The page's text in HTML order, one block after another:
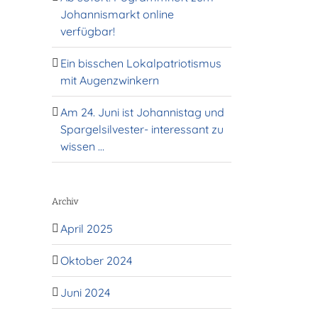
Johannismarkt online
verfügbar!
Ein bisschen Lokalpatriotismus
mit Augenzwinkern
Am 24. Juni ist Johannistag und
Spargelsilvester- interessant zu
wissen …
Archiv
April 2025
Oktober 2024
Juni 2024